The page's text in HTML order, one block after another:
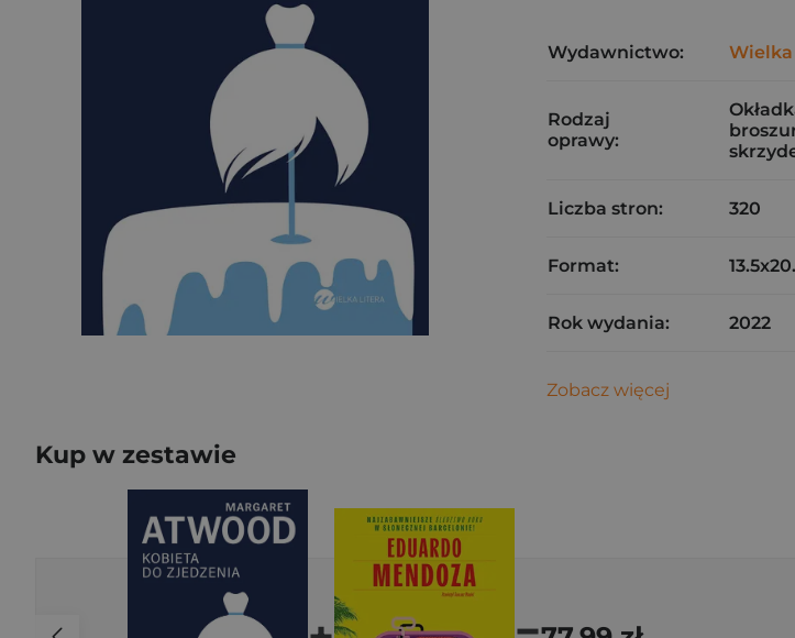
Wydawnictwo:
Rodzaj
oprawy:
Liczba stron: 320
Format:
Rok wydania: 2022
Zobacz więcej
Kup w zestawie